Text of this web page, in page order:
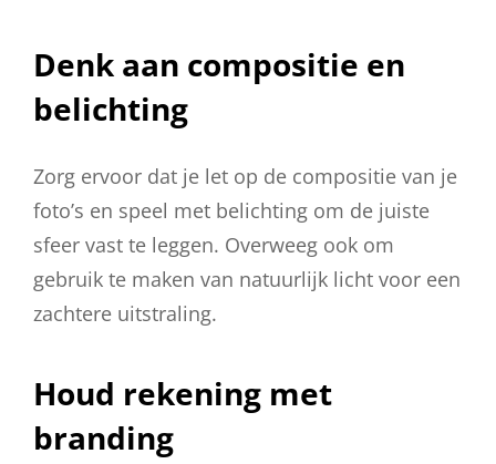
Denk aan compositie en
belichting
Zorg ervoor dat je let op de compositie van je
foto’s en speel met belichting om de juiste
sfeer vast te leggen. Overweeg ook om
gebruik te maken van natuurlijk licht voor een
zachtere uitstraling.
Houd rekening met
branding